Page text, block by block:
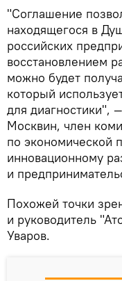
"Соглашение
находящегося в
российских
восстановлением
можно будет
который
для диагностики",
Москвин, член
по экономической
инновационному
и
Похожей точки
и руководитель
Уваров.